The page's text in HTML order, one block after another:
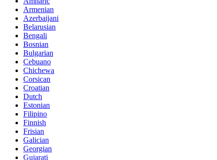
Armenian
Azerbaijani
Belarusian
Bengali
Bosnian
Bulgarian
Cebuano
Chichewa
Corsican
Croatian
Dutch
Estonian
Filipino
Finnish
Frisian
Galician
Georgian
Gujarati